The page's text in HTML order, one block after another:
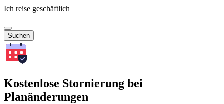
Ich reise geschäftlich
Suchen
Kostenlose Stornierung bei
Planänderungen